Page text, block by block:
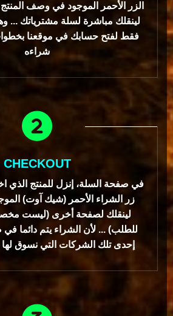
الزر الأحمر الموجود في وصف
لينقلك مباشرة لسلة مشترياتك ...
فقط لفتح حسابك في موقعنا
شراءه
CHECKOUT
في صفحة السلة، إنزل للمنتج الذي
زر الشراء الأحمر (شيك آوت)
لينقلك لصفحة أخرى (ليست
للطلب) ... لأن الشراء يتم دائما
إحدى تلك الشركات التي نسوق لها